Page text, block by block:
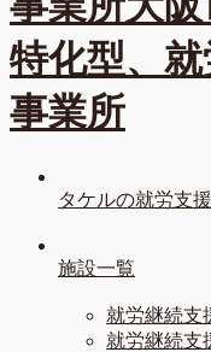
タケルの就労支援
施設一覧
就労継続支
就労継続支